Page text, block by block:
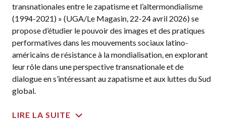
transnationales entre le zapatisme et l’altermondialisme
(1994-2021) » (UGA/Le Magasin, 22-24 avril 2026) se
propose d’étudier le pouvoir des images et des pratiques
performatives dans les mouvements sociaux latino-
américains de résistance à la mondialisation, en explorant
leur rôle dans une perspective transnationale et de
dialogue en s’intéressant au zapatisme et aux luttes du Sud
global.
LIRE LA SUITE